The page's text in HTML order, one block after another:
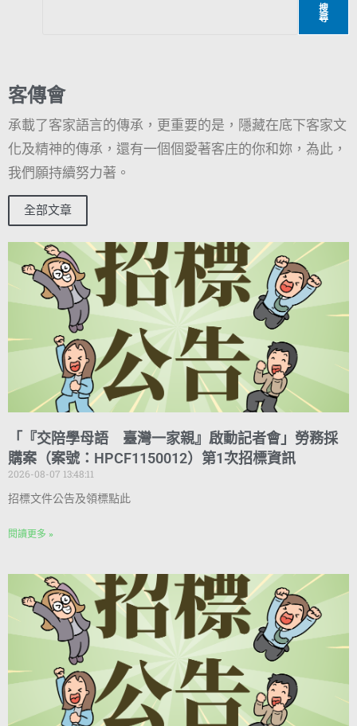
搜
尋
客傳會
承載了客家語言的傳承，更重要的是，隱藏在底下客家文
化及精神的傳承，還有一個個愛著客庄的你和妳，為此，
我們願持續努力著。
全部文章
「『交陪學母語 臺灣一家親』啟動記者會」勞務採
購案（案號：HPCF1150012）第1次招標資訊
2026-08-07 13:48:11
招標文件公告及領標點此
閱讀更多 »